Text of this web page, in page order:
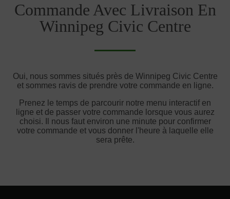
Commande Avec Livraison En
Winnipeg Civic Centre
Oui, nous sommes situés près de Winnipeg Civic Centre
et sommes ravis de prendre votre commande en ligne.
Prenez le temps de parcourir notre menu interactif en
ligne et de passer votre commande lorsque vous aurez
choisi. Il nous faut environ une minute pour confirmer
votre commande et vous donner l'heure à laquelle elle
sera prête.